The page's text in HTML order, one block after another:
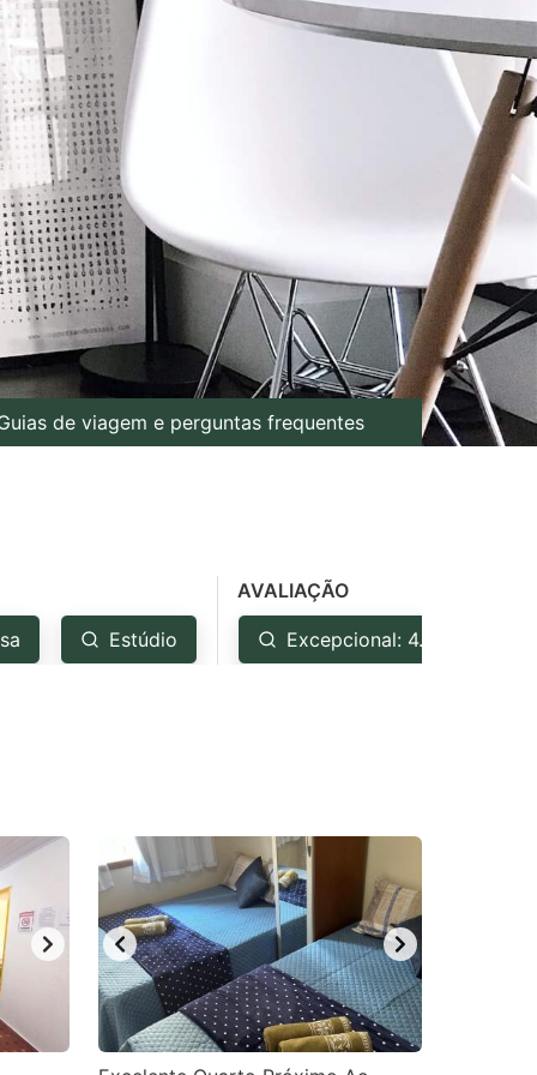
de viagem e perguntas frequentes
Estúdio
AVALIAÇÃO
Excepcional: 4.5+